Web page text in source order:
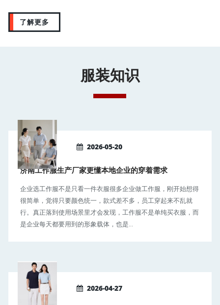
了解更多
服装知识
2026-05-20
济南工作服生产厂家更懂本地企业的穿着需求
企业选工作服不是只看一件衣服很多企业做工作服，刚开始想得
很简单，觉得只要颜色统一，款式差不多，员工穿起来不乱就
行。真正落到使用场景里才会发现，工作服不是单纯买衣服，而
是企业每天都要用到的形象载体，也是...
2026-04-27